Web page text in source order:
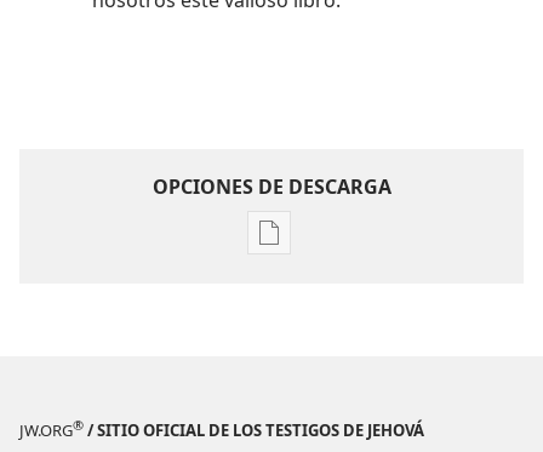
OPCIONES DE DESCARGA
Opciones
Noviembre
JW.ORG® / SITIO OFICIAL DE LOS TESTIGOS DE JEHOVÁ